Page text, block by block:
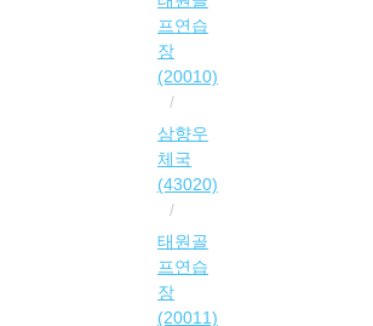
프연습
장
(20010)
삼향우
체국
(43020)
태원골
프연습
장
(20011)